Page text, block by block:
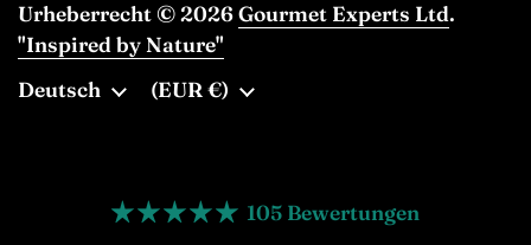
Urheberrecht © 2026Gourmet Experts Ltd.
"Inspired by Nature"
Sprache
Deutsch Land/Region
(EUR €)
105 Bewertungen